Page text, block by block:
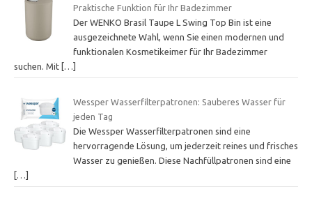
Praktische Funktion für Ihr Badezimmer
Der WENKO Brasil Taupe L Swing Top Bin ist eine
ausgezeichnete Wahl, wenn Sie einen modernen und
funktionalen Kosmetikeimer für Ihr Badezimmer
suchen. Mit […]
Wessper Wasserfilterpatronen: Sauberes Wasser für
jeden Tag
Die Wessper Wasserfilterpatronen sind eine
hervorragende Lösung, um jederzeit reines und frisches
Wasser zu genießen. Diese Nachfüllpatronen sind eine
[…]